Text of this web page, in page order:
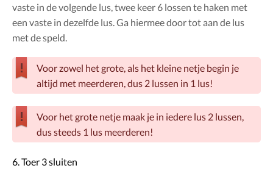
vaste in de volgende lus, twee keer 6 lossen te haken met
een vaste in dezelfde lus. Ga hiermee door tot aan de lus
met de speld.
Voor zowel het grote, als het kleine netje begin je
altijd met meerderen, dus 2 lussen in 1 lus!
Voor het grote netje maak je in iedere lus 2 lussen,
dus steeds 1 lus meerderen!
6. Toer 3 sluiten